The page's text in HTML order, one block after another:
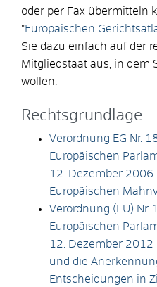
oder per Fax übermitteln
"Europäischen
Sie dazu einfach auf der
Mitgliedstaat aus, in dem
wollen.
Rechtsgrundlage
Verordnung EG Nr.
Europäischen
12. Dezember
Europäischen
Verordnung (EU)
Europäischen
12. Dezember
und die
Entscheidungen in